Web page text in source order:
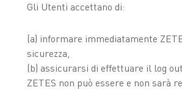
Gli Utenti accettano di:
(a) informare immediatamente
sicurezza,
(b) assicurarsi di effettuare il log
ZETES non può essere e non sarà